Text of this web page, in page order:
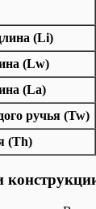
(Li)
(Lw)
(La)
ручья (Tw)
(Th)